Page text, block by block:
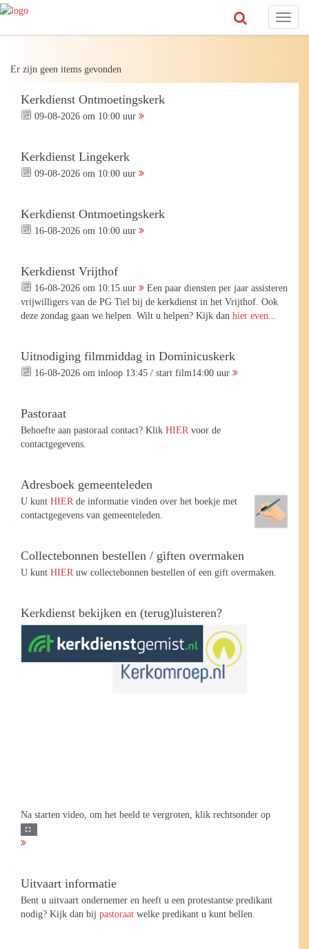
Toggle
Er zijn geen items gevonden
Kerkdienst Ontmoetingskerk
09-08-2026 om 10:00 uur
Kerkdienst Lingekerk
09-08-2026 om 10:00 uur
Kerkdienst Ontmoetingskerk
16-08-2026 om 10:00 uur
Kerkdienst Vrijthof
16-08-2026 om 10:15 uur
Een paar diensten per jaar assisteren
vrijwilligers van de PG Tiel bij de kerkdienst in het Vrijthof. Ook
deze zondag gaan we helpen. Wilt u helpen? Kijk dan hier even...
Uitnodiging filmmiddag in Dominicuskerk
16-08-2026 om inloop 13:45 / start film14:00 uur
Pastoraat
Behoefte aan pastoraal contact? Klik HIER voor de
contactgegevens.
Adresboek gemeenteleden
U kunt HIER de informatie vinden over het boekje met
contactgegevens van gemeenteleden.
Collectebonnen bestellen / giften overmaken
U kunt HIER uw collectebonnen bestellen of een gift overmaken.
Kerkdienst bekijken en (terug)luisteren?
Na starten video, om het beeld te vergroten, klik rechtsonder op
Uitvaart informatie
Bent u uitvaart ondernemer en heeft u een protestantse predikant
nodig? Kijk dan bij pastoraat welke predikant u kunt bellen.